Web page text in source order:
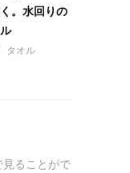
。水回りの
タオル
見ることがで